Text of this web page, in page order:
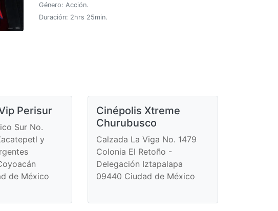
Género: Acción.
Duración: 2hrs 25min.
Perisur
Sur No.
y
de México
Cinépolis Xtreme
Churubusco
Calzada La Viga No. 1479
Colonia El Retoño -
Delegación Iztapalapa
09440 Ciudad de México